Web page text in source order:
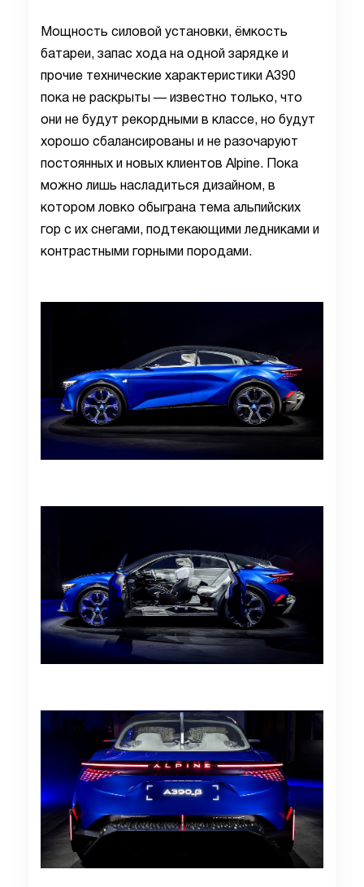
Мощность силовой установки, ёмкость
батареи, запас хода на одной зарядке и
прочие технические характеристики A390
пока не раскрыты — известно только, что
они не будут рекордными в классе, но будут
хорошо сбалансированы и не разочаруют
постоянных и новых клиентов Alpine. Пока
можно лишь насладиться дизайном, в
котором ловко обыграна тема альпийских
гор с их снегами, подтекающими ледниками и
контрастными горными породами.